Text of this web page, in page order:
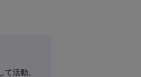
活動。